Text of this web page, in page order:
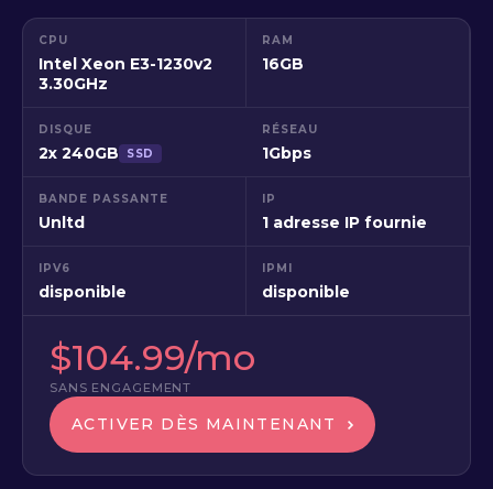
CPU
Intel Xeon E3-1230v2
3.30GHz
RAM
16GB
DISQUE
2x 240GB SSD
RÉSEAU
1Gbps
BANDE PASSANTE
Unltd
IP
1 adresse IP fournie
IPV6
disponible
IPMI
disponible
$104.99/mo
SANS ENGAGEMENT
ACTIVER DÈS MAINTENANT